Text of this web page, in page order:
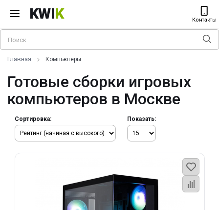
KWIK Контакты
Главная Компьютеры
Готовые сборки игровых
компьютеров в Москве
Сортировка: Показать: